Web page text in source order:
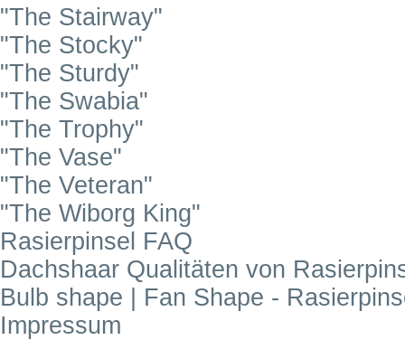
"The Stairway"
"The Stocky"
"The Sturdy"
"The Swabia"
"The Trophy"
"The Vase"
"The Veteran"
"The Wiborg King"
Rasierpinsel FAQ
Dachshaar Qualitäten von
Bulb shape | Fan Shape -
Impressum